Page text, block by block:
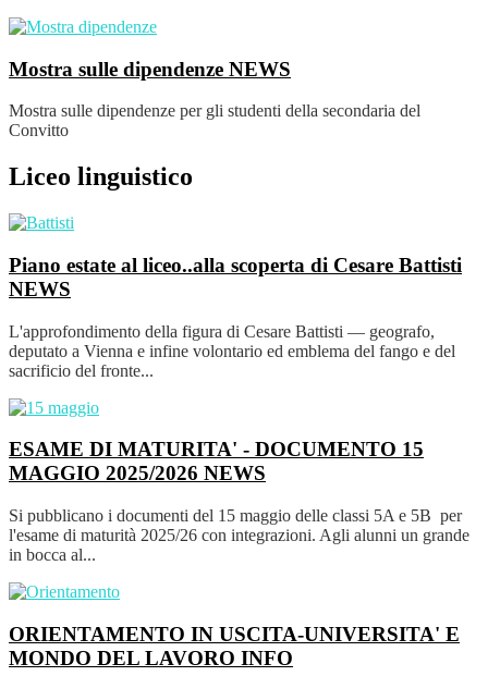
Mostra sulle dipendenze NEWS
Mostra sulle dipendenze per gli studenti della secondaria del
Convitto
Liceo linguistico
Piano estate al liceo..alla scoperta di Cesare Battisti
NEWS
L'approfondimento della figura di Cesare Battisti — geografo,
deputato a Vienna e infine volontario ed emblema del fango e del
sacrificio del fronte...
ESAME DI MATURITA' - DOCUMENTO 15
MAGGIO 2025/2026 NEWS
Si pubblicano i documenti del 15 maggio delle classi 5A e 5B per
l'esame di maturità 2025/26 con integrazioni. Agli alunni un grande
in bocca al...
ORIENTAMENTO IN USCITA-UNIVERSITA' E
MONDO DEL LAVORO INFO